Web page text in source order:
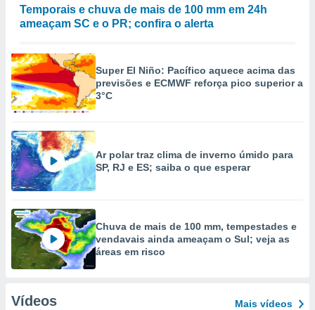
Temporais e chuva de mais de 100 mm em 24h
ameaçam SC e o PR; confira o alerta
Super El Niño: Pacífico aquece acima das
previsões e ECMWF reforça pico superior a
3°C
Ar polar traz clima de inverno úmido para
SP, RJ e ES; saiba o que esperar
Chuva de mais de 100 mm, tempestades e
vendavais ainda ameaçam o Sul; veja as
áreas em risco
Vídeos Mais vídeos